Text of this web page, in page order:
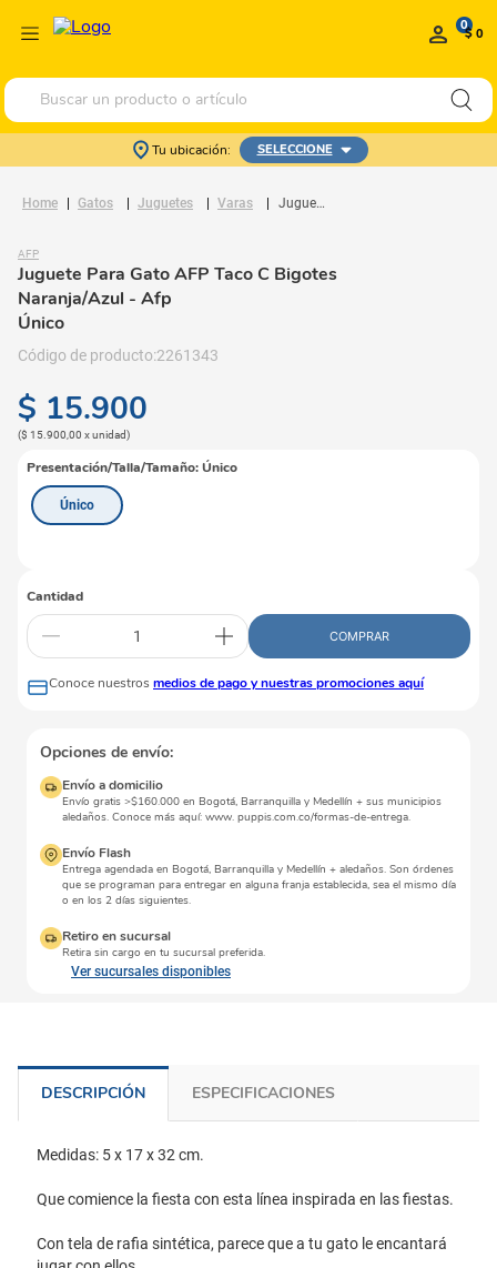
0$ 0
Buscar un producto o artículo
Tu ubicación: SELECCIONE
Gatos Juguetes Varas Juguete Para Gato AFP Taco C Bigotes Naranja/Azul
AFP
Juguete Para Gato AFP Taco C Bigotes
Naranja/Azul - Afp
Único
2261343
$ 15.900
($ 15.900,00 xunidad)
Presentación/Talla/Tamaño:Único
Único
Cantidad
COMPRAR
Conoce nuestros medios de pago y nuestras promociones aquí
Opciones de envío:
Envío a domicilio
Envío gratis >$160.000 en Bogotá, Barranquilla y Medellín + sus municipios
aledaños. Conoce más aquí: www. puppis.com.co/formas-de-entrega.
Envío Flash
Entrega agendada en Bogotá, Barranquilla y Medellín + aledaños. Son órdenes
que se programan para entregar en alguna franja establecida, sea el mismo día
o en los 2 días siguientes.
Retiro en sucursal
Retira sin cargo en tu sucursal preferida.
Ver sucursales disponibles
DESCRIPCIÓN ESPECIFICACIONES
Medidas: 5 x 17 x 32 cm.
Que comience la fiesta con esta línea inspirada en las fiestas.
Con tela de rafia sintética, parece que a tu gato le encantará